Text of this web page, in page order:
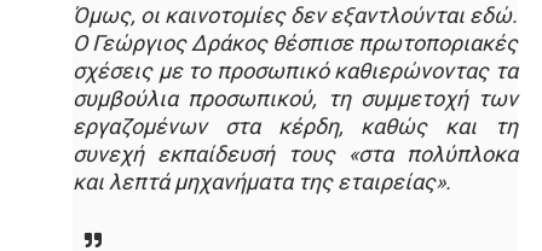
Όμως, οι καινοτομίες δεν εξαντλούνται εδώ.
Ο Γεώργιος Δράκος θέσπισε πρωτοποριακές
σχέσεις με το προσωπικό καθιερώνοντας τα
συμβούλια προσωπικού, τη συμμετοχή των
εργαζομένων στα κέρδη, καθώς και τη
συνεχή εκπαίδευσή τους «στα πολύπλοκα
και λεπτά μηχανήματα της εταιρείας».